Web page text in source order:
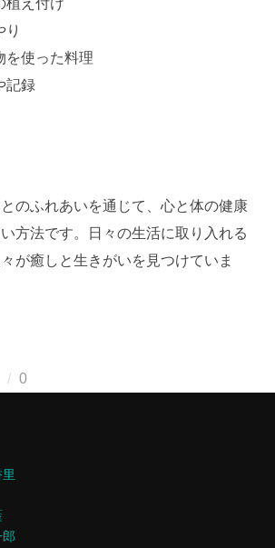
植え付け
り
を使った料理
記録
のふれあいを通じて、心と体の健康
方法です。日々の生活に取り入れる
が癒しと生きがいを見つけていま
0